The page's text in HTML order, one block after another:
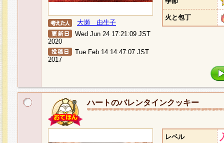
大瀬 由生子
Wed Jun 24 17:21:09 JST
2020
Tue Feb 14 14:47:07 JST
2017
火と包丁
ハートのバレンタインクッキー
レベル